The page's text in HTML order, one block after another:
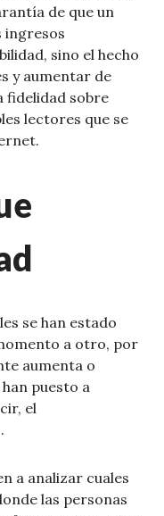
de que un
ingresos
sino el hecho
y aumentar de
fidelidad sobre
lectores que se
se han estado
a otro, por
aumenta o
puesto a
el
a analizar cuales
las personas